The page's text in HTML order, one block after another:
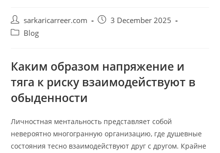
Post
author:
sarkaricarreer.com
Post3 December 2025
PostBlog
Каким образом напряжение и
тяга к риску взаимодействуют в
обыденности
Личностная ментальность представляет собой
невероятно многогранную организацию, где душевные
состояния тесно взаимодействуют друг с другом. Крайне